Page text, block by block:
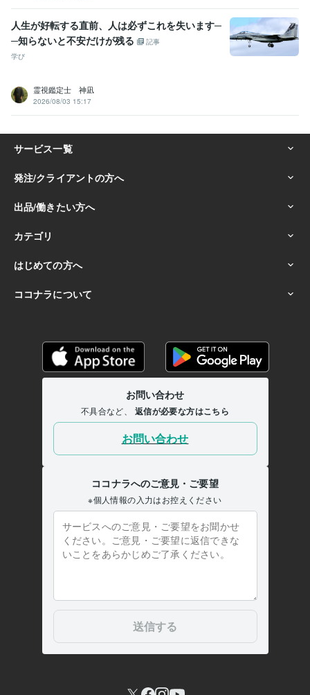
人生が好転する直前、人は必ずこれを失います─
─知らないと不安だけが残る
記事
学び
霊視鑑定士 神凪
2026/08/03 15:17